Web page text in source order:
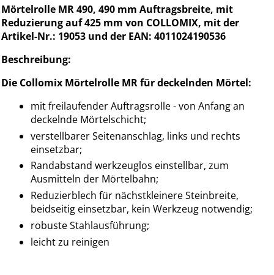
Mörtelrolle MR 490, 490 mm Auftragsbreite, mit
Reduzierung auf 425 mm von COLLOMIX, mit der
Artikel-Nr.: 19053 und der EAN: 4011024190536
Beschreibung:
Die Collomix Mörtelrolle MR für deckelnden Mörtel:
mit freilaufender Auftragsrolle - von Anfang an
deckelnde Mörtelschicht;
verstellbarer Seitenanschlag, links und rechts
einsetzbar;
Randabstand werkzeuglos einstellbar, zum
Ausmitteln der Mörtelbahn;
Reduzierblech für nächstkleinere Steinbreite,
beidseitig einsetzbar, kein Werkzeug notwendig;
robuste Stahlausführung;
leicht zu reinigen